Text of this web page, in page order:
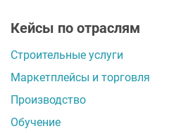
Кейсы по отраслям
Строительные услуги
Маркетплейсы и торговля
Производство
Обучение